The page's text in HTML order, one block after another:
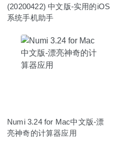
(20200422) 中文版-实用的iOS
系统手机助手
Numi 3.24 for Mac中文版-漂
亮神奇的计算器应用